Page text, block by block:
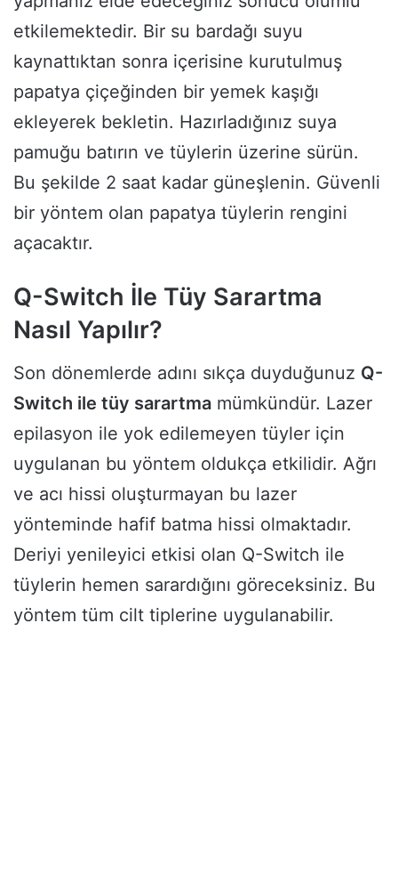
etkilemektedir. Bir su bardağı suyu
kaynattıktan sonra içerisine kurutulmuş
papatya çiçeğinden bir yemek kaşığı
ekleyerek bekletin. Hazırladığınız suya
pamuğu batırın ve tüylerin üzerine sürün.
Bu şekilde 2 saat kadar güneşlenin. Güvenli
bir yöntem olan papatya tüylerin rengini
açacaktır.
Q-Switch İle Tüy Sarartma
Nasıl Yapılır?
Son dönemlerde adını sıkça duyduğunuz Q-
Switch ile tüy sarartma mümkündür. Lazer
epilasyon ile yok edilemeyen tüyler için
uygulanan bu yöntem oldukça etkilidir. Ağrı
ve acı hissi oluşturmayan bu lazer
yönteminde hafif batma hissi olmaktadır.
Deriyi yenileyici etkisi olan Q-Switch ile
tüylerin hemen sarardığını göreceksiniz. Bu
yöntem tüm cilt tiplerine uygulanabilir.